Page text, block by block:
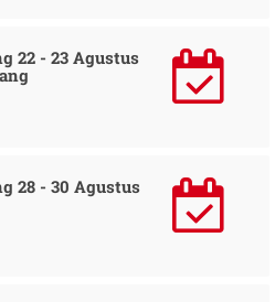
22 - 23 Agustus
28 - 30 Agustus